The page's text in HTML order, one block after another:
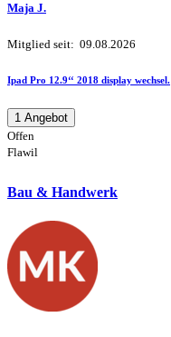
Maja J.
Mitglied seit: 09.08.2026
Ipad Pro 12.9‘‘ 2018 display wechsel.
1 Angebot
Offen
Flawil
Bau & Handwerk